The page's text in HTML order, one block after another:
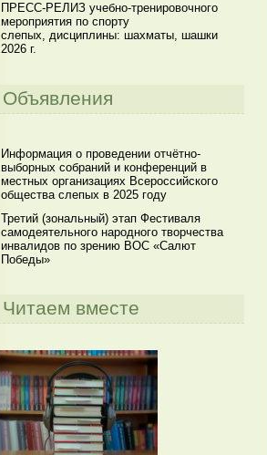
ПРЕСС-РЕЛИЗ учебно-тренировочного
мероприятия по спорту
слепых, дисциплины: шахматы, шашки
2026 г.
Объявления
Информация о проведении отчётно-
выборных собраний и конференций в
местных организациях Всероссийского
общества слепых в 2025 году
Третий (зональный) этап Фестиваля
самодеятельного народного творчества
инвалидов по зрению ВОС «Салют
Победы»
Читаем вместе